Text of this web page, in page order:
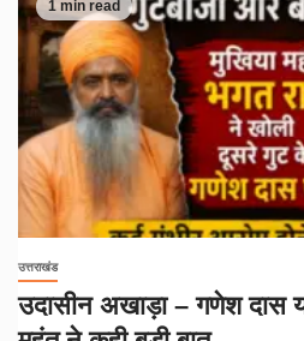
1 min read
उत्तराखंड
उदासीन अखाड़ा – गणेश दास